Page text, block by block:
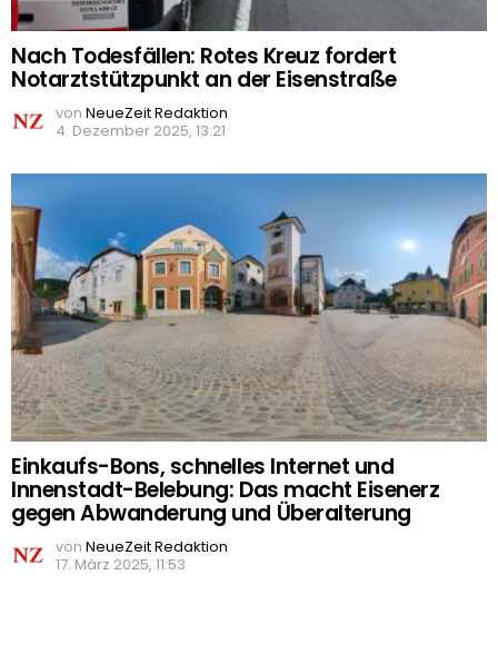
Nach Todesfällen: Rotes Kreuz fordert
Notarztstützpunkt an der Eisenstraße
von NeueZeit Redaktion
4. Dezember 2025, 13:21
Einkaufs-Bons, schnelles Internet und
Innenstadt-Belebung: Das macht Eisenerz
gegen Abwanderung und Überalterung
von NeueZeit Redaktion
17. März 2025, 11:53